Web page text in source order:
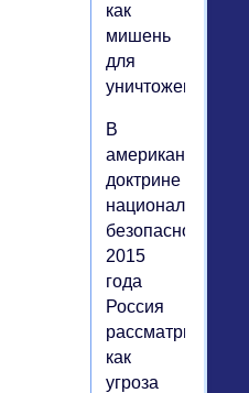
как
мишень
для
уничтожения».
В
американской
доктрине
национальной
безопасности
2015
года
Россия
рассматривается
как
угроза